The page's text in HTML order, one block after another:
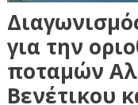
για την
ποταμών
Βενέτικου